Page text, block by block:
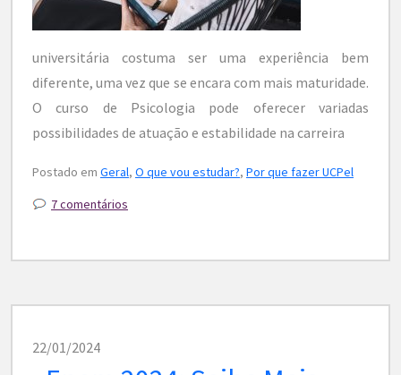
universitária costuma ser uma experiência bem
diferente, uma vez que se encara com mais maturidade.
O curso de Psicologia pode oferecer variadas
possibilidades de atuação e estabilidade na carreira
Postado em Geral, O que vou estudar?, Por que fazer UCPel
7 comentários
22/01/2024